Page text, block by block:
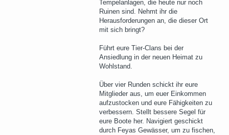
Tempelanlagen, die heute nur noch
Ruinen sind. Nehmt ihr die
Herausforderungen an, die dieser Ort
mit sich bringt?
Führt eure Tier-Clans bei der
Ansiedlung in der neuen Heimat zu
Wohlstand.
Über vier Runden schickt ihr eure
Mitglieder aus, um euer Einkommen
aufzustocken und eure Fähigkeiten zu
verbessern. Stellt bessere Segel für
eure Boote her. Navigiert geschickt
durch Feyas Gewässer, um zu fischen,